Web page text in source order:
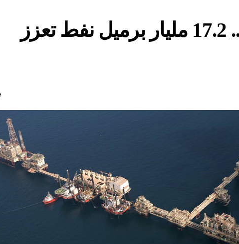
حقل زاكوم السفلي.. 17.2 مليار برميل نفط تعزز